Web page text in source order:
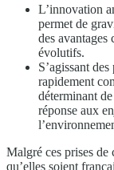
L’innovation
permet de
des avantages
évolutifs.
S’agissant
rapidement
déterminant
réponse aux
Malgré ces prises de
qu’elles soient